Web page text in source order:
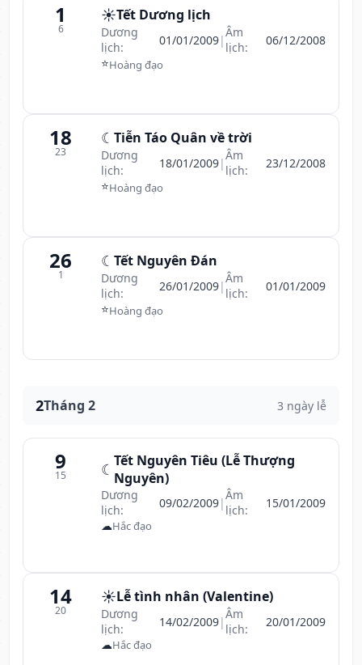
1
6
☀️Tết Dương lịch
Dương
lịch:
01/01/2009|Âm
lịch:
06/12/2008
⭐Hoàng đạo
18
23
☾ Tiễn Táo Quân về trời
Dương
lịch:
18/01/2009|Âm
lịch:
23/12/2008
⭐Hoàng đạo
26
1
☾ Tết Nguyên Đán
Dương
lịch:
26/01/2009|Âm
lịch:
01/01/2009
⭐Hoàng đạo
2Tháng 2 3 ngày lễ
9
15 ☾ Tết Nguyên Tiêu (Lễ Thượng
Nguyên)
Dương
lịch:
09/02/2009|Âm
lịch:
15/01/2009
☁Hắc đạo
14
20
☀️Lễ tình nhân (Valentine)
Dương
lịch:
14/02/2009|Âm
lịch:
20/01/2009
☁Hắc đạo